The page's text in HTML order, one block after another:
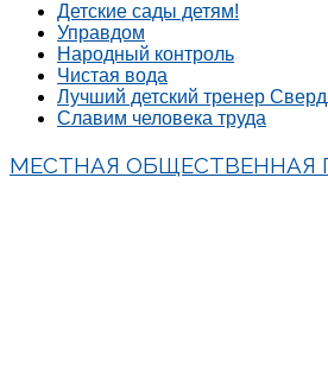
Детские сады детям!
Управдом
Народный контроль
Чистая вода
Лучший детский тренер
Славим человека труда
МЕСТНАЯ ОБЩЕСТВЕННАЯ